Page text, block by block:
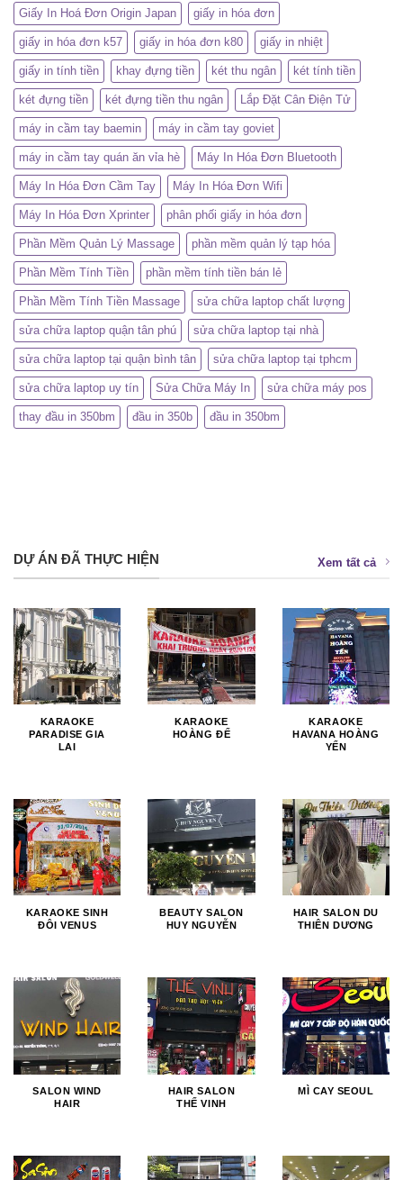
Giấy In Hoá Đơn Origin Japan giấy in hóa đơn
giấy in hóa đơn k57 giấy in hóa đơn k80 giấy in nhiệt
giấy in tính tiền khay đựng tiền két thu ngân két tính tiền
két đựng tiền két đựng tiền thu ngân Lắp Đặt Cân Điện Tử
máy in cầm tay baemin máy in cầm tay goviet
máy in cầm tay quán ăn vỉa hè Máy In Hóa Đơn Bluetooth
Máy In Hóa Đơn Cầm Tay Máy In Hóa Đơn Wifi
Máy In Hóa Đơn Xprinter phân phối giấy in hóa đơn
Phần Mềm Quản Lý Massage phần mềm quản lý tạp hóa
Phần Mềm Tính Tiền phần mềm tính tiền bán lẻ
Phần Mềm Tính Tiền Massage sửa chữa laptop chất lượng
sửa chữa laptop quận tân phú sửa chữa laptop tại nhà
sửa chữa laptop tại quận bình tân sửa chữa laptop tại tphcm
sửa chữa laptop uy tín Sửa Chữa Máy In sửa chữa máy pos
thay đầu in 350bm đầu in 350b đầu in 350bm
DỰ ÁN ĐÃ THỰC HIỆN Xem tất cả
KARAOKE
PARADISE GIA
LAI
KARAOKE
HOÀNG ĐẾ
KARAOKE
HAVANA HOÀNG
YẾN
KARAOKE SINH
ĐÔI VENUS
BEAUTY SALON
HUY NGUYỄN
HAIR SALON DU
THIÊN DƯƠNG
SALON WIND
HAIR
HAIR SALON
THẾ VINH
MÌ CAY SEOUL